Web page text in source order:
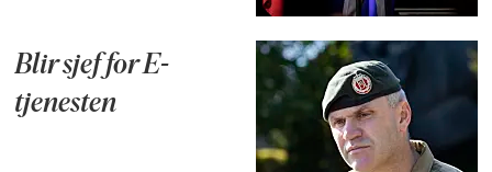
Blir sjef for E-
tjenesten